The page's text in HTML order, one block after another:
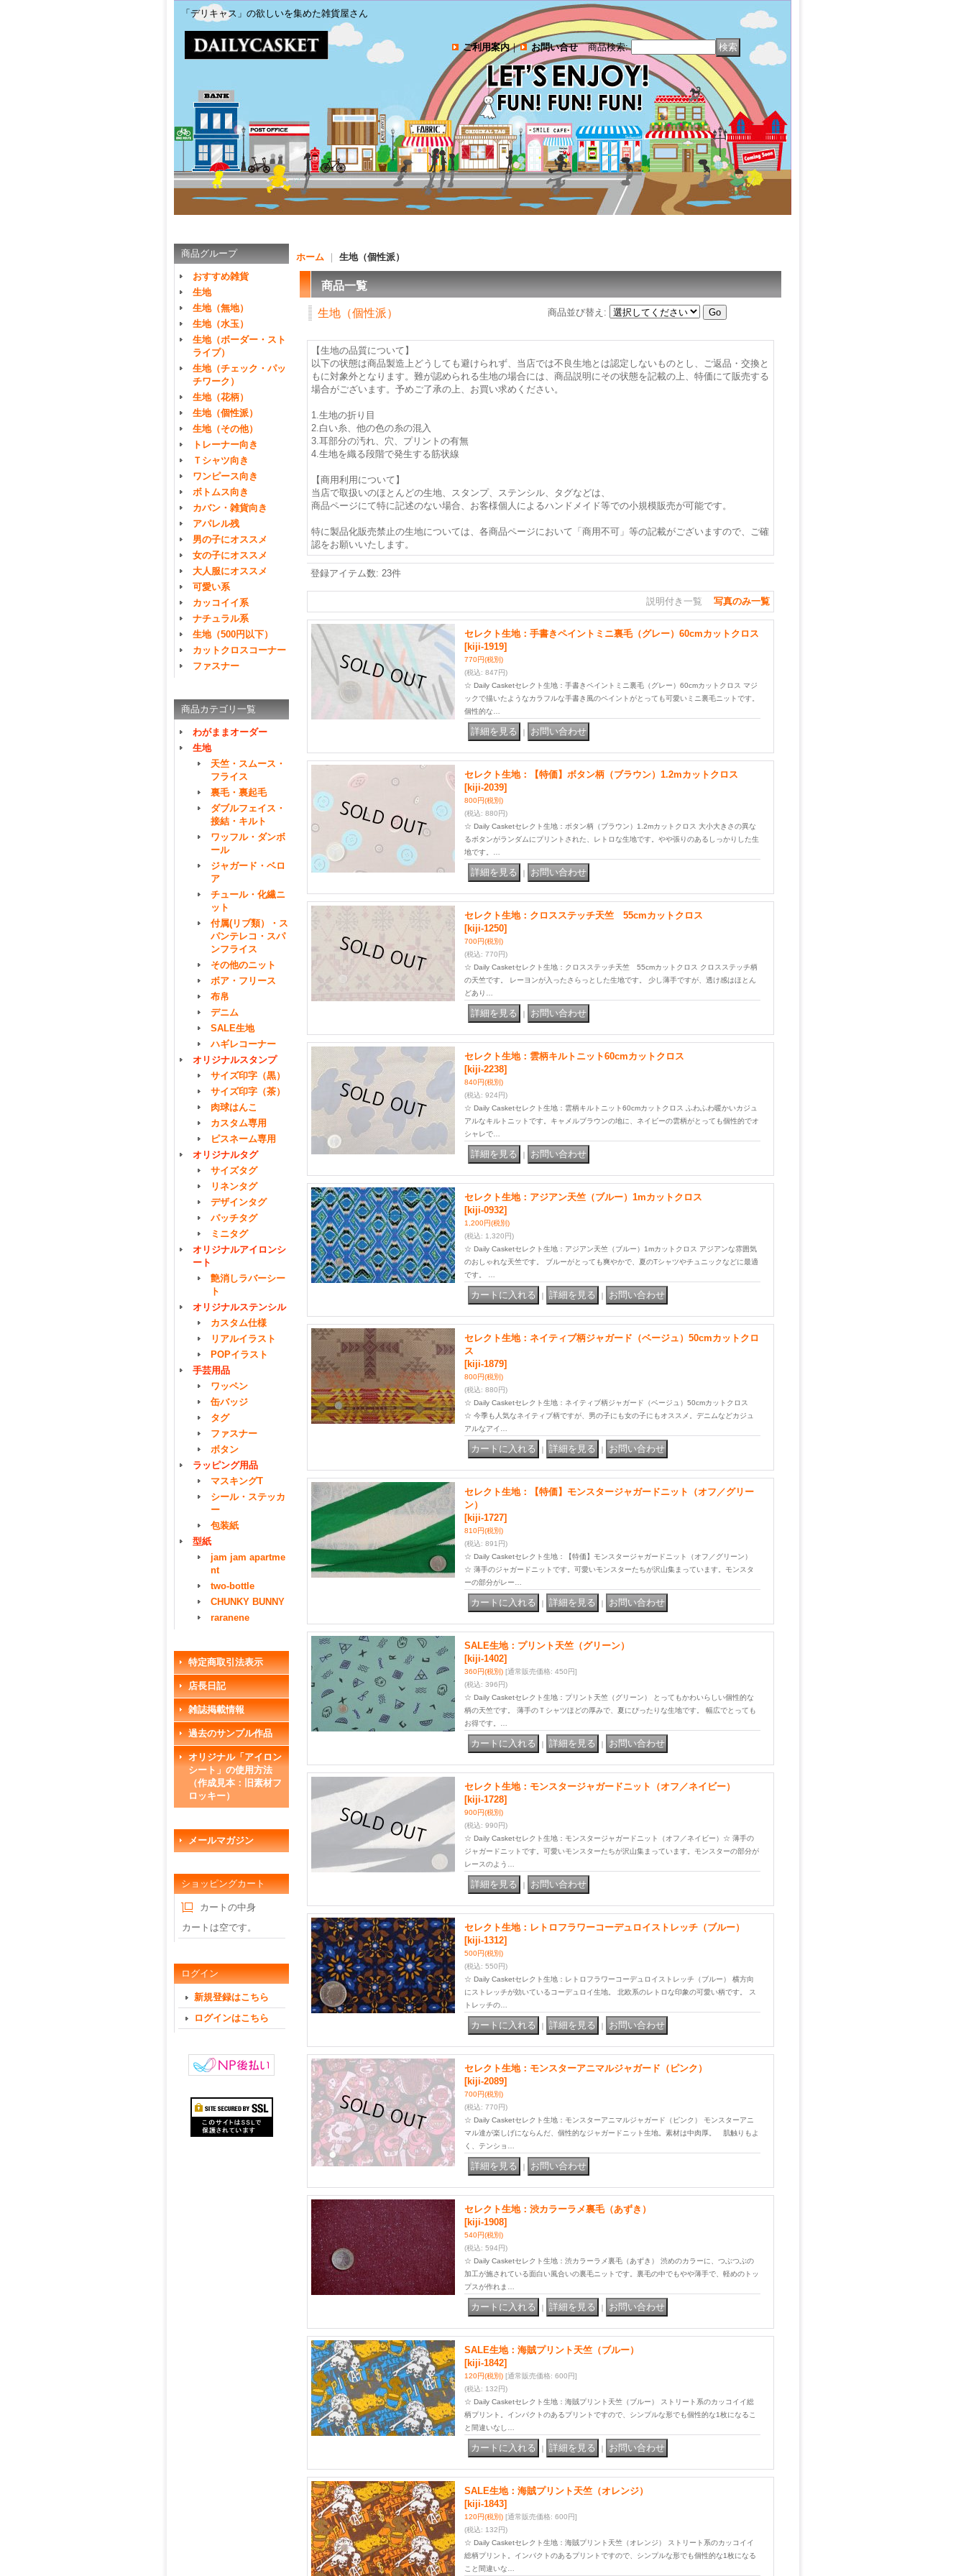
「デリキャス」の欲しいを集めた雑貨屋さん
ご利用案内｜ お問い合せ 商品検索:
商品グループ
おすすめ雑貨
生地
生地（無地）
生地（水玉）
生地（ボーダー・スト
ライプ）
生地（チェック・パッ
チワーク）
生地（花柄）
生地（個性派）
生地（その他）
トレーナー向き
Ｔシャツ向き
ワンピース向き
ボトムス向き
カバン・雑貨向き
アパレル残
男の子にオススメ
女の子にオススメ
大人服にオススメ
可愛い系
カッコイイ系
ナチュラル系
生地（500円以下）
カットクロスコーナー
ファスナー
商品カテゴリ一覧
わがままオーダー
生地
天竺・スムース・
フライス
裏毛・裏起毛
ダブルフェイス・
接結・キルト
ワッフル・ダンボ
ール
ジャガード・ベロ
ア
チュール・化繊ニ
ット
付属(リブ類）・ス
パンテレコ・スパ
ンフライス
その他のニット
ボア・フリース
布帛
デニム
SALE生地
ハギレコーナー
オリジナルスタンプ
サイズ印字（黒）
サイズ印字（茶）
肉球はんこ
カスタム専用
ピスネーム専用
オリジナルタグ
サイズタグ
リネンタグ
デザインタグ
パッチタグ
ミニタグ
オリジナルアイロンシ
ート
艶消しラバーシー
ト
オリジナルステンシル
カスタム仕様
リアルイラスト
POPイラスト
手芸用品
ワッペン
缶バッジ
タグ
ファスナー
ボタン
ラッピング用品
マスキングT
シール・ステッカ
ー
包装紙
型紙
jam jam apartme
nt
two-bottle
CHUNKY BUNNY
raranene
特定商取引法表示
店長日記
雑誌掲載情報
過去のサンプル作品
オリジナル「アイロン
シート」の使用方法
（作成見本：旧素材フ
ロッキー）
メールマガジン
ショッピングカート
カートの中身
カートは空です。
ログイン
新規登録はこちら
ログインはこちら
ホーム 生地（個性派）
商品一覧
生地（個性派） 商品並び替え :
【生地の品質について】
以下の状態は商品製造上どうしても避けられず、当店では不良生地とは認定しないものとし、ご返品・交換と
もに対象外となります。難が認められる生地の場合には、商品説明にその状態を記載の上、特価にて販売する
場合がございます。予めご了承の上、お買い求めください。
1.生地の折り目
2.白い糸、他の色の糸の混入
3.耳部分の汚れ、穴、プリントの有無
4.生地を織る段階で発生する筋状線
【商用利用について】
当店で取扱いのほとんどの生地、スタンプ、ステンシル、タグなどは、
商品ページにて特に記述のない場合、お客様個人によるハンドメイド等での小規模販売が可能です。
特に製品化販売禁止の生地については、各商品ページにおいて「商用不可」等の記載がございますので、ご確
認をお願いいたします。
登録アイテム数: 23件
説明付き一覧 写真のみ一覧
セレクト生地：手書きペイントミニ裏毛（グレー）60cmカットクロス
[kiji-1919]
770円(税別)
(税込: 847円)
☆ Daily Casketセレクト生地：手書きペイントミニ裏毛（グレー）60cmカットクロス マジ
ックで描いたようなカラフルな手書き風のペイントがとっても可愛いミニ裏毛ニットです。
個性的な…
｜
セレクト生地：【特価】ボタン柄（ブラウン）1.2mカットクロス
[kiji-2039]
800円(税別)
(税込: 880円)
☆ Daily Casketセレクト生地：ボタン柄（ブラウン）1.2mカットクロス 大小大きさの異な
るボタンがランダムにプリントされた、レトロな生地です。やや張りのあるしっかりした生
地です。…
｜
セレクト生地：クロスステッチ天竺 55cmカットクロス
[kiji-1250]
700円(税別)
(税込: 770円)
☆ Daily Casketセレクト生地：クロスステッチ天竺 55cmカットクロス クロスステッチ柄
の天竺です。 レーヨンが入ったさらっとした生地です。 少し薄手ですが、透け感はほとん
どあり…
｜
セレクト生地：雲柄キルトニット60cmカットクロス
[kiji-2238]
840円(税別)
(税込: 924円)
☆ Daily Casketセレクト生地：雲柄キルトニット60cmカットクロス ふわふわ暖かいカジュ
アルなキルトニットです。キャメルブラウンの地に、ネイビーの雲柄がとっても個性的でオ
シャレで…
｜
セレクト生地：アジアン天竺（ブルー）1mカットクロス
[kiji-0932]
1,200円(税別)
(税込: 1,320円)
☆ Daily Casketセレクト生地：アジアン天竺（ブルー）1mカットクロス アジアンな雰囲気
のおしゃれな天竺です。 ブルーがとっても爽やかで、夏のTシャツやチュニックなどに最適
です。 …
｜ ｜
セレクト生地：ネイティブ柄ジャガード（ベージュ）50cmカットクロ
ス
[kiji-1879]
800円(税別)
(税込: 880円)
☆ Daily Casketセレクト生地：ネイティブ柄ジャガード（ベージュ）50cmカットクロス
☆ 今季も人気なネイティブ柄ですが、男の子にも女の子にもオススメ。デニムなどカジュ
アルなアイ…
｜ ｜
セレクト生地：【特価】モンスタージャガードニット（オフ／グリー
ン）
[kiji-1727]
810円(税別)
(税込: 891円)
☆ Daily Casketセレクト生地：【特価】モンスタージャガードニット（オフ／グリーン）
☆ 薄手のジャガードニットです。可愛いモンスターたちが沢山集まっています。モンスタ
ーの部分がレー…
｜ ｜
SALE生地：プリント天竺（グリーン）
[kiji-1402]
360円(税別) [通常販売価格: 450円]
(税込: 396円)
☆ Daily Casketセレクト生地：プリント天竺（グリーン） とってもかわいらしい個性的な
柄の天竺です。 薄手のＴシャツほどの厚みで、夏にぴったりな生地です。 幅広でとっても
お得です。…
｜ ｜
セレクト生地：モンスタージャガードニット（オフ／ネイビー）
[kiji-1728]
900円(税別)
(税込: 990円)
☆ Daily Casketセレクト生地：モンスタージャガードニット（オフ／ネイビー）☆ 薄手の
ジャガードニットです。可愛いモンスターたちが沢山集まっています。モンスターの部分が
レースのよう…
｜
セレクト生地：レトロフラワーコーデュロイストレッチ（ブルー）
[kiji-1312]
500円(税別)
(税込: 550円)
☆ Daily Casketセレクト生地：レトロフラワーコーデュロイストレッチ（ブルー） 横方向
にストレッチが効いているコーデュロイ生地。 北欧系のレトロな印象の可愛い柄です。 ス
トレッチの…
｜ ｜
セレクト生地：モンスターアニマルジャガード（ピンク）
[kiji-2089]
700円(税別)
(税込: 770円)
☆ Daily Casketセレクト生地：モンスターアニマルジャガード（ピンク） モンスターアニ
マル達が楽しげにならんだ、個性的なジャガードニット生地。素材は中肉厚。 肌触りもよ
く、テンショ…
｜
セレクト生地：渋カラーラメ裏毛（あずき）
[kiji-1908]
540円(税別)
(税込: 594円)
☆ Daily Casketセレクト生地：渋カラーラメ裏毛（あずき） 渋めのカラーに、つぶつぶの
加工が施されている面白い風合いの裏毛ニットです。裏毛の中でもやや薄手で、軽めのトッ
プスが作れま…
｜ ｜
SALE生地：海賊プリント天竺（ブルー）
[kiji-1842]
120円(税別) [通常販売価格: 600円]
(税込: 132円)
☆ Daily Casketセレクト生地：海賊プリント天竺（ブルー） ストリート系のカッコイイ総
柄プリント。インパクトのあるプリントですので、シンプルな形でも個性的な1枚になるこ
と間違いなし…
｜ ｜
SALE生地：海賊プリント天竺（オレンジ）
[kiji-1843]
120円(税別) [通常販売価格: 600円]
(税込: 132円)
☆ Daily Casketセレクト生地：海賊プリント天竺（オレンジ） ストリート系のカッコイイ
総柄プリント。インパクトのあるプリントですので、シンプルな形でも個性的な1枚になる
こと間違いな…